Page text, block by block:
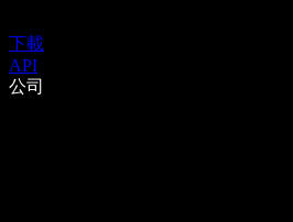
下載
API
公司